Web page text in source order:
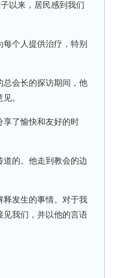
以来，居民感到我们
个人提供治疗，特别
总会长的探访期间，他
。
享了愉快和友好的时
的。他走到教会的边
释发生的事情。对于我
见我们，并以他的言语